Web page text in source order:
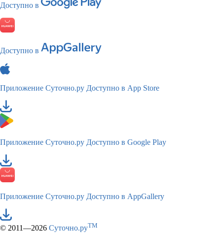
Доступно в
Доступно в
Приложение Суточно.ру Доступно в App Store
Приложение Суточно.ру Доступно в Google Play
Приложение Суточно.ру Доступно в AppGallery
© 2011—2026 Суточно.руTM